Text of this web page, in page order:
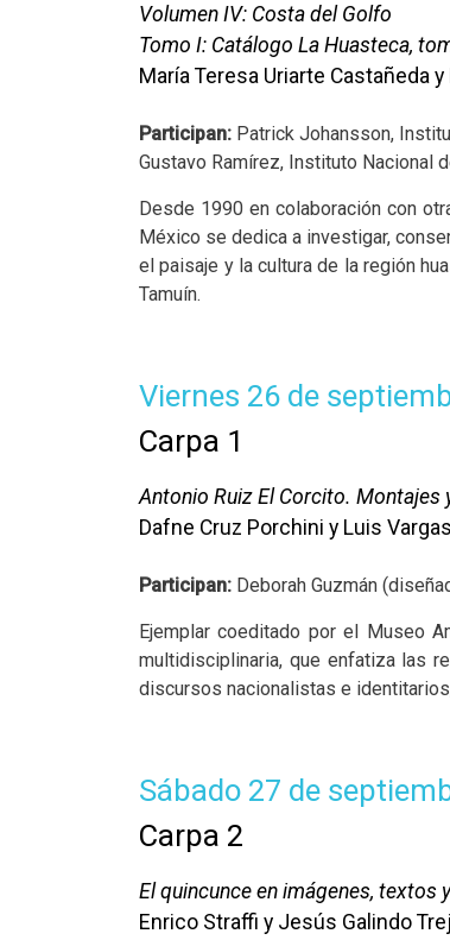
Volumen IV: Costa del Golfo
Tomo I: Catálogo La Huasteca,
María Teresa Uriarte Castañeda
Participan: Patrick Johansson,
Gustavo Ramírez, Instituto Nacional
Desde 1990 en colaboración con
México se dedica a investigar,
el paisaje y la cultura de la región
Tamuín.
Viernes 26 de
Carpa 1
Antonio Ruiz El Corcito.
Dafne Cruz Porchini y Luis
Participan: Deborah Guzmán
Ejemplar coeditado por el Museo
multidisciplinaria, que enfatiza las
discursos nacionalistas e
Sábado 27 de
Carpa 2
El quincunce en imágenes, textos
Enrico Straffi y Jesús Galindo